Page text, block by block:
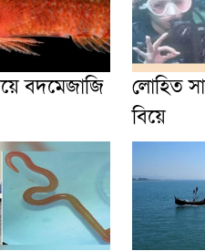
বদমেজাজি
লোহিত
বিয়ে